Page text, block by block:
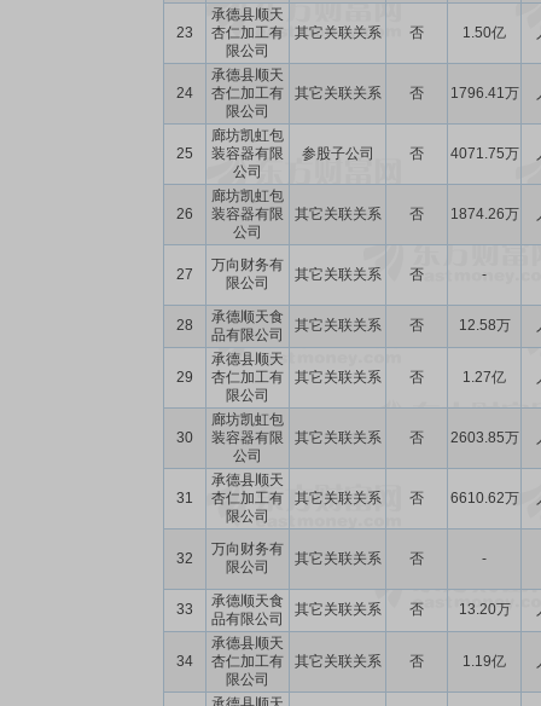
23
承德县顺天
杏仁加工有
限公司
其它关联关系 否 1.50亿
24
承德县顺天
杏仁加工有
限公司
其它关联关系 否 1796.41万
25
廊坊凯虹包
装容器有限
公司
参股子公司 否 4071.75万
26
廊坊凯虹包
装容器有限
公司
其它关联关系 否 1874.26万
27
万向财务有
限公司
其它关联关系 否 -
28
承德顺天食
品有限公司
其它关联关系 否 12.58万
29
承德县顺天
杏仁加工有
限公司
其它关联关系 否 1.27亿
30
廊坊凯虹包
装容器有限
公司
其它关联关系 否 2603.85万
31
承德县顺天
杏仁加工有
限公司
其它关联关系 否 6610.62万
32
万向财务有
限公司
其它关联关系 否 -
33
承德顺天食
品有限公司
其它关联关系 否 13.20万
34
承德县顺天
杏仁加工有
限公司
其它关联关系 否 1.19亿